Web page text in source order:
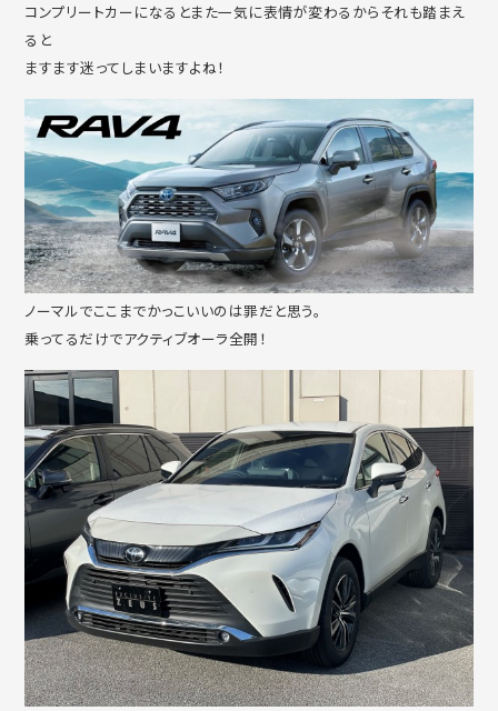
コンプリートカーになるとまた一気に表情が変わるからそれも踏まえ
ると
ますます迷ってしまいますよね！
ノーマルでここまでかっこいいのは罪だと思う。
乗ってるだけでアクティブオーラ全開！